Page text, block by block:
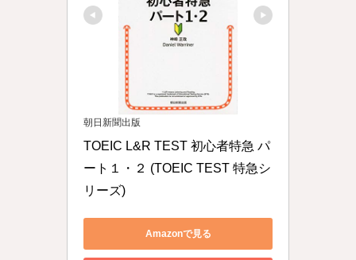
朝日新聞出版
TOEIC L&R TEST 初心者特急 パ
ート１・２ (TOEIC TEST 特急シ
リーズ)
Amazonで見る